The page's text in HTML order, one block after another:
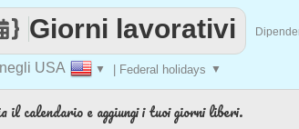
USA ▼ | Federal holidays ▼
Giorni lavorativi
il calendario e aggiungi i tuoi giorni liberi.